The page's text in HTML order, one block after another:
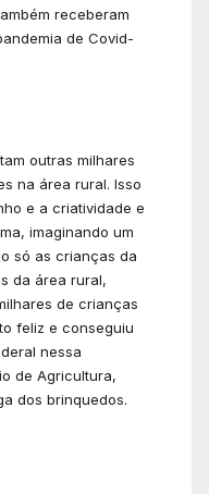
receberam
de Covid-
outras milhares
na área rural. Isso
e a criatividade e
imaginando um
só as crianças da
da área rural,
de crianças
feliz e conseguiu
nessa
de Agricultura,
dos brinquedos.